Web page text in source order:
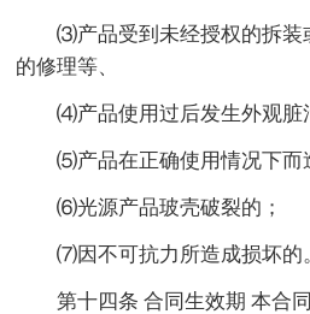
⑶产品受到未经授权的拆装
的修理等、
⑷产品使用过后发生外观脏
⑸产品在正确使用情况下而
⑹光源产品玻壳破裂的；
⑺因不可抗力所造成损坏的
第十四条 合同生效期 本合